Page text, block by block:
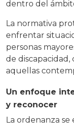
dentro del
La normativa
enfrentar
personas
de discapacidad,
aquellas
Un enfoque
y reconocer
La ordenanza